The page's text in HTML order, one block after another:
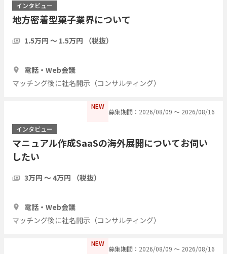
インタビュー
地方密着型菓子業界について
1.5万円 〜 1.5万円 （税抜）
電話・Web会議
マッチング後に社名開示（コンサルティング）
NEW
募集期間：2026/08/09 〜 2026/08/16
インタビュー
マニュアル作成SaaSの海外展開についてお伺い
したい
3万円 〜 4万円 （税抜）
電話・Web会議
マッチング後に社名開示（コンサルティング）
NEW
募集期間：2026/08/09 〜 2026/08/16